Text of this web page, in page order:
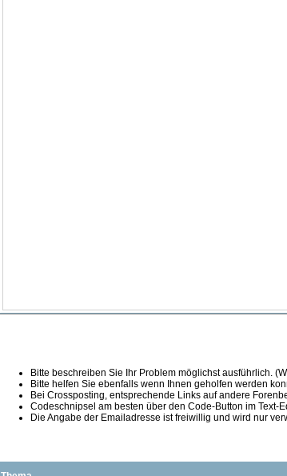
Bitte beschreiben Sie Ihr Problem möglichst ausführlich.
Bitte helfen Sie ebenfalls wenn Ihnen geholfen werden
Bei Crossposting, entsprechende Links auf andere
Codeschnipsel am besten über den Code-Button im Text-
Die Angabe der Emailadresse ist freiwillig und wird nur